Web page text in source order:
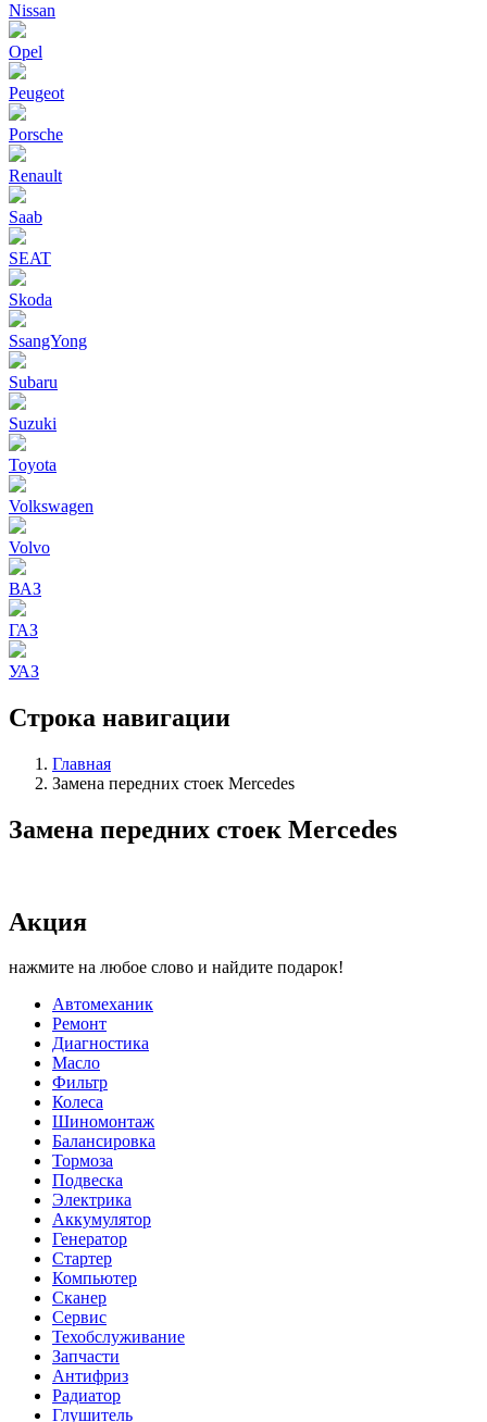
Nissan
Opel
Peugeot
Porsche
Renault
Saab
SEAT
Skoda
SsangYong
Subaru
Suzuki
Toyota
Volkswagen
Volvo
ВАЗ
ГАЗ
УАЗ
Строка навигации
Главная
Замена передних стоек Mercedes
Замена передних стоек Mercedes
Акция
нажмите на любое слово и найдите подарок!
Автомеханик
Ремонт
Диагностика
Масло
Фильтр
Колеса
Шиномонтаж
Балансировка
Тормоза
Подвеска
Электрика
Аккумулятор
Генератор
Стартер
Компьютер
Сканер
Сервис
Техобслуживание
Запчасти
Антифриз
Радиатор
Глушитель